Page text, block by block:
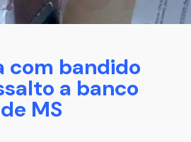
com bandido
a banco
MS